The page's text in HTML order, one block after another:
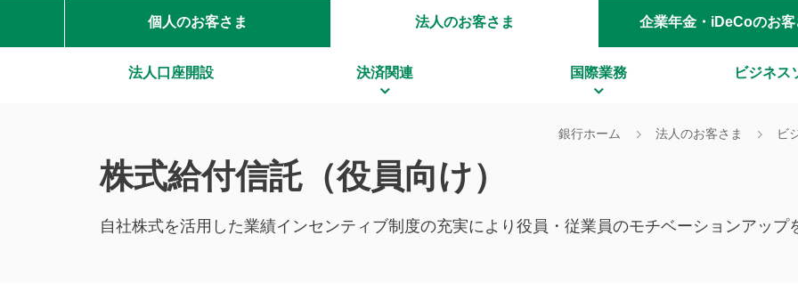
個人のお客さま 法人のお客さま 企業年金・iDeCoのお客
法人口座開設 決済関連 国際業務 ビジネス
銀行ホーム 法人のお客さま ビ
株式給付信託（役員向け）
自社株式を活用した業績インセンティブ制度の充実により役員・従業員のモチベーションアップ